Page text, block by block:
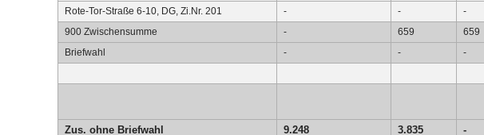
Rote-Tor-Straße 6-10, DG, Zi.Nr. 201 - - -
900 Zwischensumme - 659 659
Briefwahl - - -
Zus. ohne Briefwahl 9.248 3.835 -